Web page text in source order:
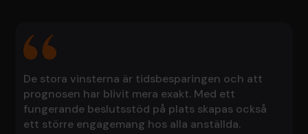
De stora vinsterna är tidsbesparingen och att
prognosen har blivit mera exakt. Med ett
fungerande beslutsstöd på plats skapas också
ett större engagemang hos alla anställda.